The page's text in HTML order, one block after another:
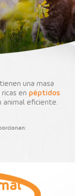
tienen una masa
en péptidos
animal eficiente.